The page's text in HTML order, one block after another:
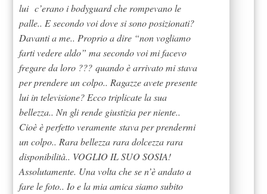
lui c’erano i bodyguard che rompevano le
palle.. E secondo voi dove si sono posizionati?
Davanti a me.. Proprio a dire “non vogliamo
farti vedere aldo” ma secondo voi mi facevo
fregare da loro ??? quando è arrivato mi stava
per prendere un colpo.. Ragazze avete presente
lui in televisione? Ecco triplicate la sua
bellezza.. Nn gli rende giustizia per niente..
Cioè è perfetto veramente stava per prendermi
un colpo.. Rara bellezza rara dolcezza rara
disponibilità.. VOGLIO IL SUO SOSIA!
Assolutamente. Una volta che se n’è andato a
fare le foto.. Io e la mia amica siamo subito